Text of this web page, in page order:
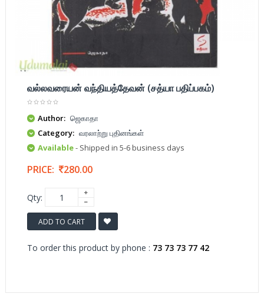
வல்லவரையன் வந்தியத்தேவன் (சத்யா பதிப்பகம்)
Author: ஜெகாதா
Category: வரலாற்று புதினங்கள்
Available- Shipped in 5-6 business days
PRICE: 280.00
Qty:
ADD TO CART
To order this product by phone : 73 73 73 77 42